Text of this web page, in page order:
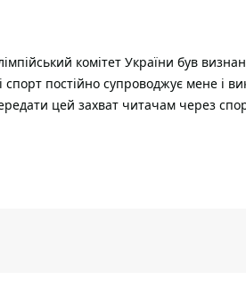
комітет України був
спорт постійно супроводжує мене і
цей захват читачам через